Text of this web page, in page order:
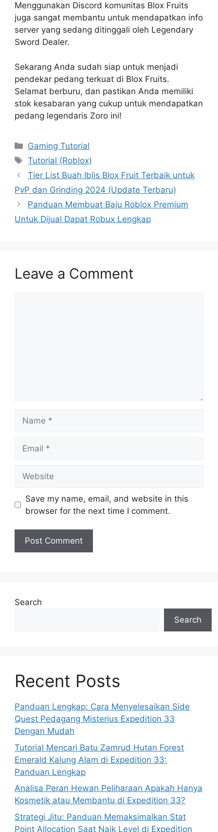
Menggunakan Discord komunitas Blox Fruits
juga sangat membantu untuk mendapatkan info
server yang sedang ditinggali oleh Legendary
Sword Dealer.
Sekarang Anda sudah siap untuk menjadi
pendekar pedang terkuat di Blox Fruits.
Selamat berburu, dan pastikan Anda memiliki
stok kesabaran yang cukup untuk mendapatkan
pedang legendaris Zoro ini!
Categories
Gaming Tutorial
Tags
Tutorial (Roblox)
Tier List Buah Iblis Blox Fruit Terbaik untuk
PvP dan Grinding 2024 (Update Terbaru)
Panduan Membuat Baju Roblox Premium
Untuk Dijual Dapat Robux Lengkap
Leave a Comment
Save my name, email, and website in this
browser for the next time I comment.
Search
Search
Recent Posts
Panduan Lengkap: Cara Menyelesaikan Side
Quest Pedagang Misterius Expedition 33
Dengan Mudah
Tutorial Mencari Batu Zamrud Hutan Forest
Emerald Kalung Alam di Expedition 33:
Panduan Lengkap
Analisa Peran Hewan Peliharaan Apakah Hanya
Kosmetik atau Membantu di Expedition 33?
Strategi Jitu: Panduan Memaksimalkan Stat
Point Allocation Saat Naik Level di Expedition